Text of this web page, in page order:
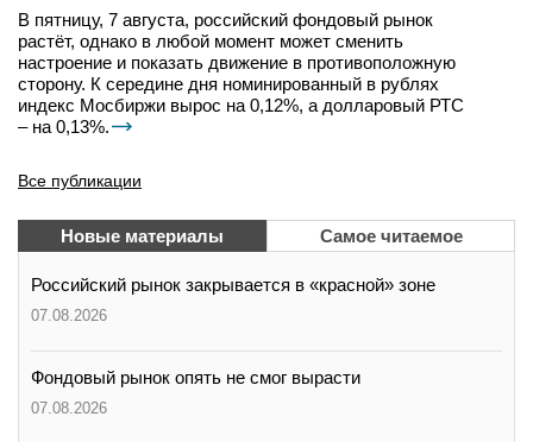
В пятницу, 7 августа, российский фондовый рынок
растёт, однако в любой момент может сменить
настроение и показать движение в противоположную
сторону. К середине дня номинированный в рублях
индекс Мосбиржи вырос на 0,12%, а долларовый РТС
– на 0,13%.
Все публикации
Новые материалы Самое читаемое
Российский рынок закрывается в «красной» зоне
07.08.2026
Фондовый рынок опять не смог вырасти
07.08.2026